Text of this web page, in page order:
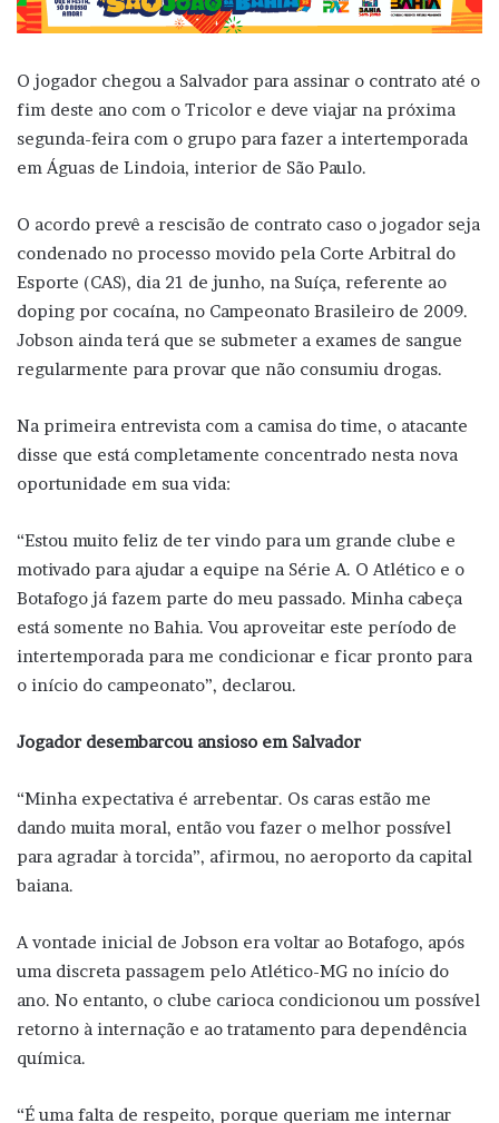
O jogador chegou a Salvador para assinar o contrato até o
fim deste ano com o Tricolor e deve viajar na próxima
segunda-feira com o grupo para fazer a intertemporada
em Águas de Lindoia, interior de São Paulo.
O acordo prevê a rescisão de contrato caso o jogador seja
condenado no processo movido pela Corte Arbitral do
Esporte (CAS), dia 21 de junho, na Suíça, referente ao
doping por cocaína, no Campeonato Brasileiro de 2009.
Jobson ainda terá que se submeter a exames de sangue
regularmente para provar que não consumiu drogas.
Na primeira entrevista com a camisa do time, o atacante
disse que está completamente concentrado nesta nova
oportunidade em sua vida:
“Estou muito feliz de ter vindo para um grande clube e
motivado para ajudar a equipe na Série A. O Atlético e o
Botafogo já fazem parte do meu passado. Minha cabeça
está somente no Bahia. Vou aproveitar este período de
intertemporada para me condicionar e ficar pronto para
o início do campeonato”, declarou.
Jogador desembarcou ansioso em Salvador
“Minha expectativa é arrebentar. Os caras estão me
dando muita moral, então vou fazer o melhor possível
para agradar à torcida”, afirmou, no aeroporto da capital
baiana.
A vontade inicial de Jobson era voltar ao Botafogo, após
uma discreta passagem pelo Atlético-MG no início do
ano. No entanto, o clube carioca condicionou um possível
retorno à internação e ao tratamento para dependência
química.
“É uma falta de respeito, porque queriam me internar